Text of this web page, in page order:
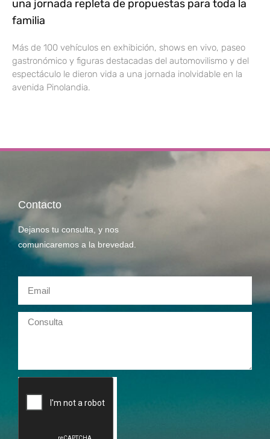
una jornada repleta de propuestas para toda la
familia
Más de 100 vehículos en exhibición, shows en vivo, paseo
gastronómico y figuras destacadas del automovilismo y del
espectáculo le dieron vida a una jornada inolvidable en la
avenida Pinolandia.
Contacto
Dejanos tu consulta, y nos
comunicaremos a la brevedad.